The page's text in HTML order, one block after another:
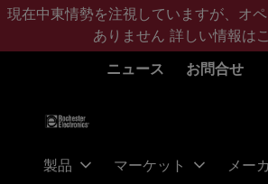
メ
ン
フ
タ
現在中東情勢を注視していますが、オ
ありません 詳しい情報は
ニュース
お問合せ
製品 マーケット メー